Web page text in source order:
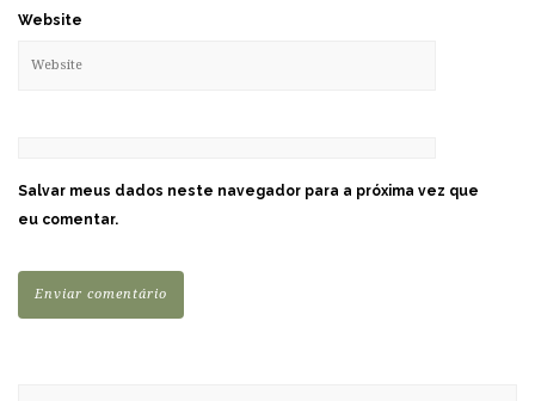
Website
Salvar meus dados neste navegador para a próxima vez que
eu comentar.